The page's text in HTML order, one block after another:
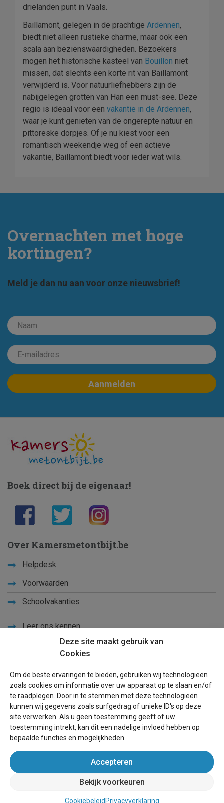
drielanden punt in Vaals.
Baillamont, gelegen in de prachtige Ardennen,
biedt niet alleen rustieke charme, maar ook een
scala aan bezienswaardigheden. Bezoekers
mogen het historische kasteel van Bouillon niet
missen, dat slechts een korte rit van Baillamont
verwijderd is. Voor natuurliefhebbers zijn de
nabijgelegen grotten van Han een must-see. Deze
regio is ideaal voor een vakantie in de Ardennen,
waar je kunt genieten van de ongerepte natuur en
pittoreske dorpjes. Of je nu kiest voor een
romantisch weekendje weg of een actieve
vakantie, Baillamont biedt voor ieder wat wils.
Overnachten met hoge
kortingen?
Meld je dan nu aan voor onze nieuwsbrief!
Deze site maakt gebruik van
Cookies
Om de beste ervaringen te bieden, gebruiken wij technologieën
zoals cookies om informatie over uw apparaat op te slaan en/of
te raadplegen. Door in te stemmen met deze technologieën
kunnen wij gegevens zoals surfgedrag of unieke ID's op deze
site verwerken. Als u geen toestemming geeft of uw
toestemming intrekt, kan dit een nadelige invloed hebben op
bepaalde functies en mogelijkheden.
Accepteren
Bekijk voorkeuren
Cookiebeleid Privacyverklaring
Boek direct bij de eigenaar!
Over Kamersmetontbijt.be
Helpdesk
Voorwaarden
Schoolvakanties
Leer ons kennen
Sitemap
Blog
Voor eigenaren
wereldvakantiehuis.be(vakantiehuizen wereldwijd)